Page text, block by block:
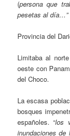
(persona que
pesetas al día…”
Provincia del
Limitaba al
oeste con
del Choco.
La escasa
bosques
españoles. “los
inundaciones